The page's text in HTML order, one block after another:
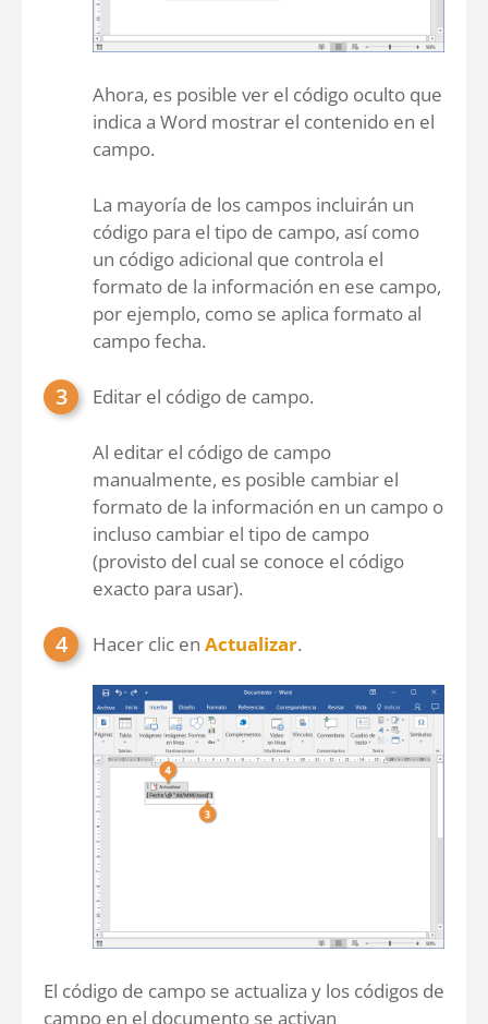
Ahora, es posible ver el código oculto que
indica a Word mostrar el contenido en el
campo.
La mayoría de los campos incluirán un
código para el tipo de campo, así como
un código adicional que controla el
formato de la información en ese campo,
por ejemplo, como se aplica formato al
campo fecha.
Editar el código de campo.
Al editar el código de campo
manualmente, es posible cambiar el
formato de la información en un campo o
incluso cambiar el tipo de campo
(provisto del cual se conoce el código
exacto para usar).
Hacer clic en Actualizar.
El código de campo se actualiza y los códigos de
campo en el documento se activan